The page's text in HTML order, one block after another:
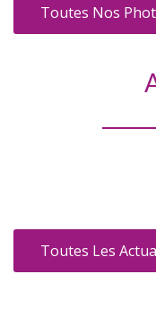
Toutes Nos
Toutes Les